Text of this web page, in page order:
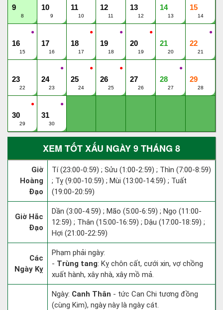
9
8
10
9
11
10
12
11
13
12
14
13
15
14
●
16
15
17
16
●
18
17
●
19
18
●
20
19
21
20
●
22
21
23
22
●
24
23
●
25
24
●
26
25
27
26
●
28
27
29
28
●
30
29
●
31
30
XEM TỐT XẤU NGÀY 9 THÁNG 8
Giờ
Hoàng
Đạo
Tí (23:00-0:59) ; Sửu (1:00-2:59) ; Thìn (7:00-8:59)
; Tỵ (9:00-10:59) ; Mùi (13:00-14:59) ; Tuất
(19:00-20:59)
Giờ Hắc
Đạo
Dần (3:00-4:59) ; Mão (5:00-6:59) ; Ngọ (11:00-
12:59) ; Thân (15:00-16:59) ; Dậu (17:00-18:59) ;
Hợi (21:00-22:59)
Các
Ngày Kỵ
Phạm phải ngày:
- Trùng tang: Kỵ chôn cất, cưới xin, vợ chồng
xuất hành, xây nhà, xây mồ mả.
Ngày: Canh Thân - tức Can Chi tương đồng
(cùng Kim), ngày này là ngày cát.